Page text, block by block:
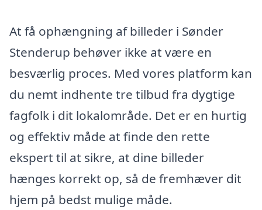
At få ophængning af billeder i Sønder
Stenderup behøver ikke at være en
besværlig proces. Med vores platform kan
du nemt indhente tre tilbud fra dygtige
fagfolk i dit lokalområde. Det er en hurtig
og effektiv måde at finde den rette
ekspert til at sikre, at dine billeder
hænges korrekt op, så de fremhæver dit
hjem på bedst mulige måde.